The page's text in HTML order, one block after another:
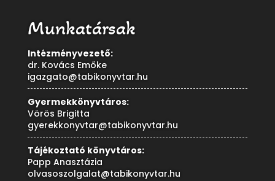
Munkatársak
Intézményvezető:
dr. Kovács Emőke
igazgato@tabikonyvtar.hu
Gyermekkönyvtáros:
Vörös Brigitta
gyerekkonyvtar@tabikonyvtar.hu
Tájékoztató könyvtáros:
Papp Anasztázia
olvasoszolgalat@tabikonyvtar.hu